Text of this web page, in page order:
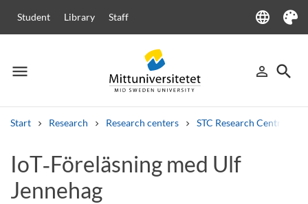
Student Library Staff language
Language
Theme
menu
Menu person_outline
Sign in
search
Start Research Research centers STC Research Centre
Other search services
Courses and programmes
IoT‑Föreläsning med Ulf
Jennehag